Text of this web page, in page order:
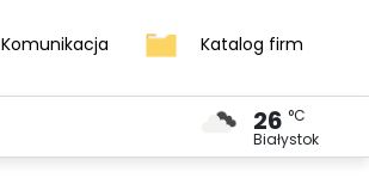
Komunikacja Katalog firm
УКРАЇНСЬКИЙ26 °C
Białystok